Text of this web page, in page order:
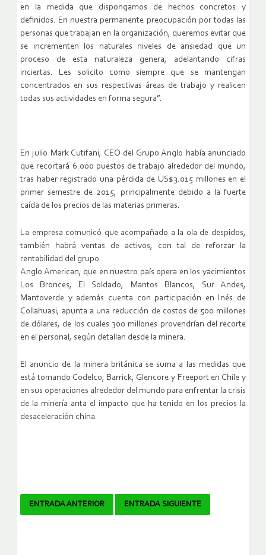
en la medida que dispongamos de hechos concretos y
definidos. En nuestra permanente preocupación por todas las
personas que trabajan en la organización, queremos evitar que
se incrementen los naturales niveles de ansiedad que un
proceso de esta naturaleza genera, adelantando cifras
inciertas. Les solicito como siempre que se mantengan
concentrados en sus respectivas áreas de trabajo y realicen
todas sus actividades en forma segura”.
En julio Mark Cutifani, CEO del Grupo Anglo había anunciado
que recortará 6.000 puestos de trabajo alrededor del mundo,
tras haber registrado una pérdida de US$3.015 millones en el
primer semestre de 2015, principalmente debido a la fuerte
caída de los precios de las materias primeras.
La empresa comunicó que acompañado a la ola de despidos,
también habrá ventas de activos, con tal de reforzar la
rentabilidad del grupo.
Anglo American, que en nuestro país opera en los yacimientos
Los Bronces, El Soldado, Mantos Blancos, Sur Andes,
Mantoverde y además cuenta con participación en Inés de
Collahuasi, apunta a una reducción de costos de 500 millones
de dólares, de los cuales 300 millones provendrían del recorte
en el personal, según detallan desde la minera.
El anuncio de la minera británica se suma a las medidas que
está tomando Codelco, Barrick, Glencore y Freeport en Chile y
en sus operaciones alrededor del mundo para enfrentar la crisis
de la minería anta el impacto que ha tenido en los precios la
desaceleración china.
Navegador
ENTRADA ANTERIOR ENTRADA SIGUIENTE